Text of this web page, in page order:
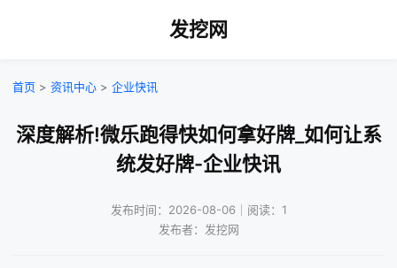
发挖网
首页 > 资讯中心 > 企业快讯
深度解析!微乐跑得快如何拿好牌_如何让系
统发好牌-企业快讯
发布时间：2026-08-06｜阅读：1
发布者：发挖网